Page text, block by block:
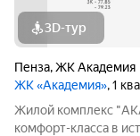
3D-тур
Пенза,ЖК Академия
ЖК «Академия», 1
Жилой комплекс "АКАДЕМИЯ" это
комфорт-класса в